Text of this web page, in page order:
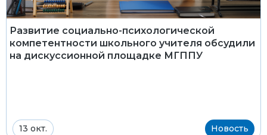
Развитие социально-психологической
компетентности школьного учителя обсудили
на дискуссионной площадке МГППУ
13 окт. Новость